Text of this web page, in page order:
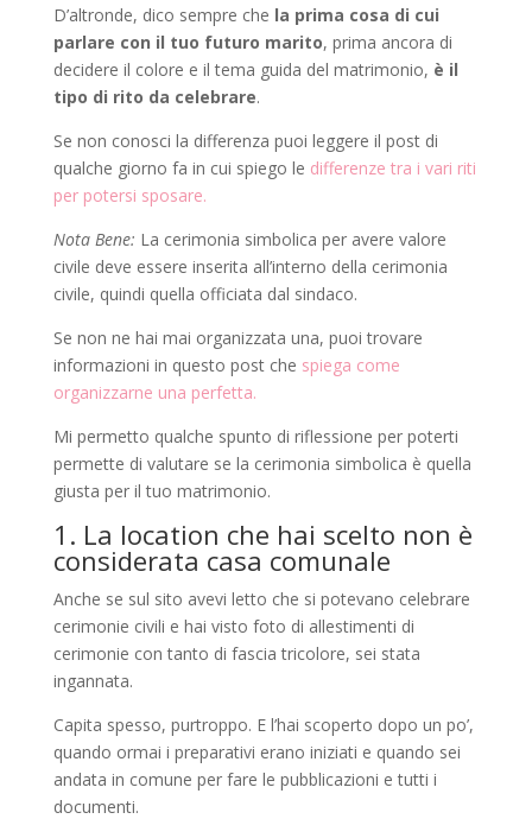
D’altronde, dico sempre che la prima cosa di cui
parlare con il tuo futuro marito, prima ancora di
decidere il colore e il tema guida del matrimonio, è il
tipo di rito da celebrare.
Se non conosci la differenza puoi leggere il post di
qualche giorno fa in cui spiego le differenze tra i vari riti
per potersi sposare.
Nota Bene: La cerimonia simbolica per avere valore
civile deve essere inserita all’interno della cerimonia
civile, quindi quella officiata dal sindaco.
Se non ne hai mai organizzata una, puoi trovare
informazioni in questo post che spiega come
organizzarne una perfetta.
Mi permetto qualche spunto di riflessione per poterti
permette di valutare se la cerimonia simbolica è quella
giusta per il tuo matrimonio.
1. La location che hai scelto non è
considerata casa comunale
Anche se sul sito avevi letto che si potevano celebrare
cerimonie civili e hai visto foto di allestimenti di
cerimonie con tanto di fascia tricolore, sei stata
ingannata.
Capita spesso, purtroppo. E l’hai scoperto dopo un po’,
quando ormai i preparativi erano iniziati e quando sei
andata in comune per fare le pubblicazioni e tutti i
documenti.